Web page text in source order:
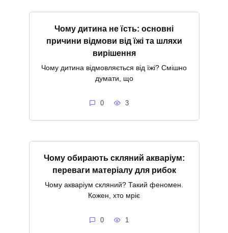
Чому дитина не їсть: основні
причини відмови від їжі та шляхи
вирішення
Чому дитина відмовляється від їжі? Смішно
думати, що
0 3
Чому обирають скляний акваріум:
переваги матеріалу для рибок
Чому акваріум скляний? Такий феномен.
Кожен, хто мріє
0 1